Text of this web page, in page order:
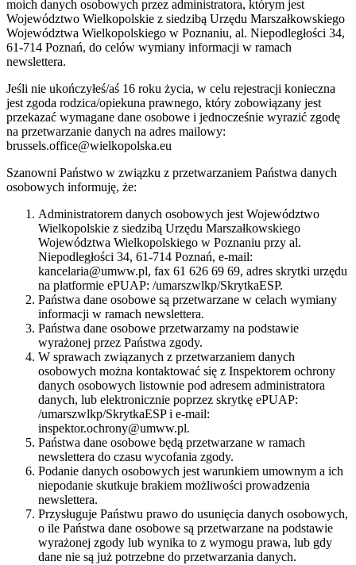
moich danych osobowych przez administratora, którym jest
Województwo Wielkopolskie z siedzibą Urzędu Marszałkowskiego
Województwa Wielkopolskiego w Poznaniu, al. Niepodległości 34,
61-714 Poznań, do celów wymiany informacji w ramach
newslettera.
Jeśli nie ukończyłeś/aś 16 roku życia, w celu rejestracji konieczna
jest zgoda rodzica/opiekuna prawnego, który zobowiązany jest
przekazać wymagane dane osobowe i jednocześnie wyrazić zgodę
na przetwarzanie danych na adres mailowy:
brussels.office@wielkopolska.eu
Szanowni Państwo w związku z przetwarzaniem Państwa danych
osobowych informuję, że:
Administratorem danych osobowych jest Województwo
Wielkopolskie z siedzibą Urzędu Marszałkowskiego
Województwa Wielkopolskiego w Poznaniu przy al.
Niepodległości 34, 61-714 Poznań, e-mail:
kancelaria@umww.pl, fax 61 626 69 69, adres skrytki urzędu
na platformie ePUAP: /umarszwlkp/SkrytkaESP.
Państwa dane osobowe są przetwarzane w celach wymiany
informacji w ramach newslettera.
Państwa dane osobowe przetwarzamy na podstawie
wyrażonej przez Państwa zgody.
W sprawach związanych z przetwarzaniem danych
osobowych można kontaktować się z Inspektorem ochrony
danych osobowych listownie pod adresem administratora
danych, lub elektronicznie poprzez skrytkę ePUAP:
/umarszwlkp/SkrytkaESP i e-mail:
inspektor.ochrony@umww.pl.
Państwa dane osobowe będą przetwarzane w ramach
newslettera do czasu wycofania zgody.
Podanie danych osobowych jest warunkiem umownym a ich
niepodanie skutkuje brakiem możliwości prowadzenia
newslettera.
Przysługuje Państwu prawo do usunięcia danych osobowych,
o ile Państwa dane osobowe są przetwarzane na podstawie
wyrażonej zgody lub wynika to z wymogu prawa, lub gdy
dane nie są już potrzebne do przetwarzania danych.